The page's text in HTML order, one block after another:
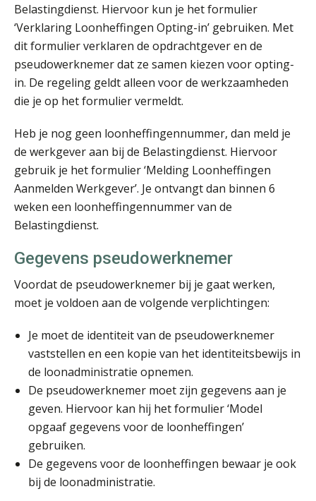
Belastingdienst. Hiervoor kun je het formulier
‘Verklaring Loonheffingen Opting-in’ gebruiken. Met
dit formulier verklaren de opdrachtgever en de
pseudowerknemer dat ze samen kiezen voor opting-
in. De regeling geldt alleen voor de werkzaamheden
die je op het formulier vermeldt.
Heb je nog geen loonheffingennummer, dan meld je
de werkgever aan bij de Belastingdienst. Hiervoor
gebruik je het formulier ‘Melding Loonheffingen
Aanmelden Werkgever’. Je ontvangt dan binnen 6
weken een loonheffingennummer van de
Belastingdienst.
Gegevens pseudowerknemer
Voordat de pseudowerknemer bij je gaat werken,
moet je voldoen aan de volgende verplichtingen:
Je moet de identiteit van de pseudowerknemer
vaststellen en een kopie van het identiteitsbewijs in
de loonadministratie opnemen.
De pseudowerknemer moet zijn gegevens aan je
geven. Hiervoor kan hij het formulier ‘Model
opgaaf gegevens voor de loonheffingen’
gebruiken.
De gegevens voor de loonheffingen bewaar je ook
bij de loonadministratie.
Wilbert Nieuwenhuizen
Bart Koreman
Rohalt Janssens
Michiel Pouwels